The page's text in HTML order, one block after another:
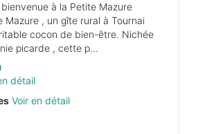
à la Petite Mazure
Mazure , un gîte rural à Tournai
cocon de bien-être. Nichée
picarde , cette p...
détail
Voir en détail